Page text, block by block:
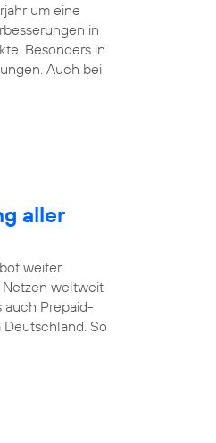
um eine
in
Besonders in
Auch bei
aller
weiter
Netzen weltweit
auch Prepaid-
So